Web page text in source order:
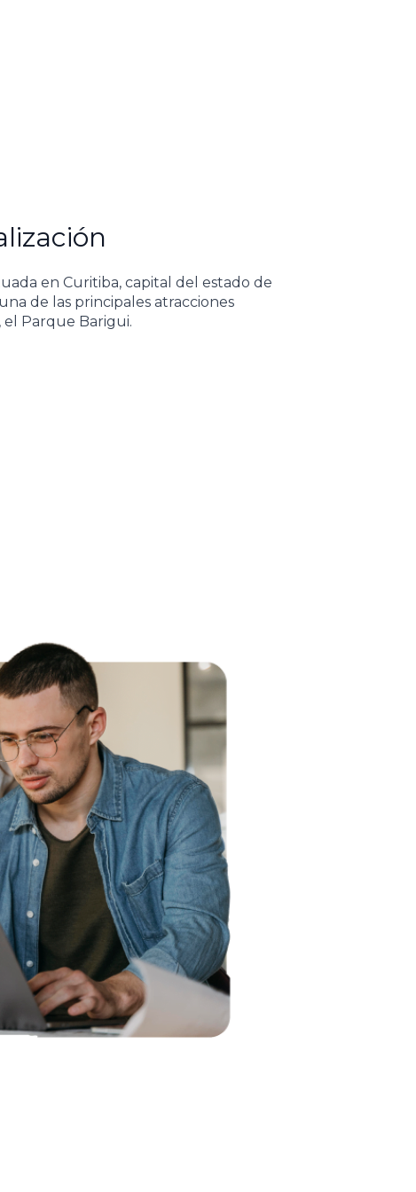
en Curitiba, capital del estado de
de las principales atracciones
Parque Barigui.